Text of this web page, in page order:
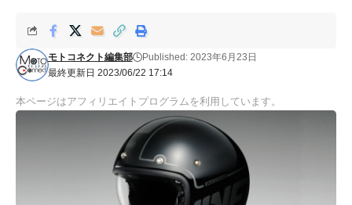
最終更新日 2023/06/22 17:14
モトコネクト編集部 Published: 2023年6月23日
本ページはアフィリエイトプログラムを利用しています。